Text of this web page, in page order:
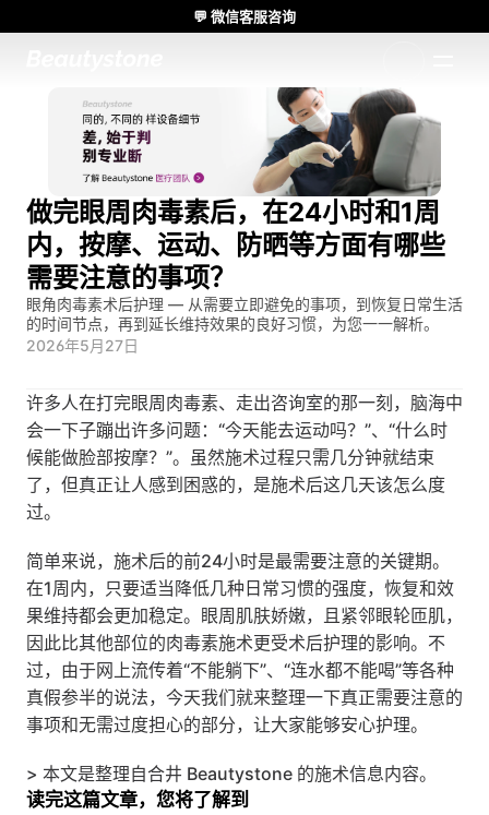
做完眼周肉毒素后，在24小时和1周
内，按摩、运动、防晒等方面有哪些
需要注意的事项？
眼角肉毒素术后护理 — 从需要立即避免的事项，到恢复日常生活
的时间节点，再到延长维持效果的良好习惯，为您一一解析。
2026年5月27日
许多人在打完眼周肉毒素、走出咨询室的那一刻，脑海中
会一下子蹦出许多问题：“今天能去运动吗？”、“什么时
候能做脸部按摩？”。虽然施术过程只需几分钟就结束
了，但真正让人感到困惑的，是施术后这几天该怎么度
过。
简单来说，施术后的前24小时是最需要注意的关键期。
在1周内，只要适当降低几种日常习惯的强度，恢复和效
果维持都会更加稳定。眼周肌肤娇嫩，且紧邻眼轮匝肌，
因此比其他部位的肉毒素施术更受术后护理的影响。不
过，由于网上流传着“不能躺下”、“连水都不能喝”等各种
真假参半的说法，今天我们就来整理一下真正需要注意的
事项和无需过度担心的部分，让大家能够安心护理。
> 本文是整理自合井 Beautystone 的施术信息内容。
读完这篇文章，您将了解到
💬 微信客服咨询
🌸 Beautystone诊所出席 Meditox 曼谷 Cadaver workshop 🌸